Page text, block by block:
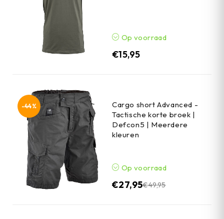
Op voorraad
€15,95
-44%
Cargo short Advanced -
Tactische korte broek |
Defcon5 | Meerdere
kleuren
Op voorraad
€49,95
€27,95